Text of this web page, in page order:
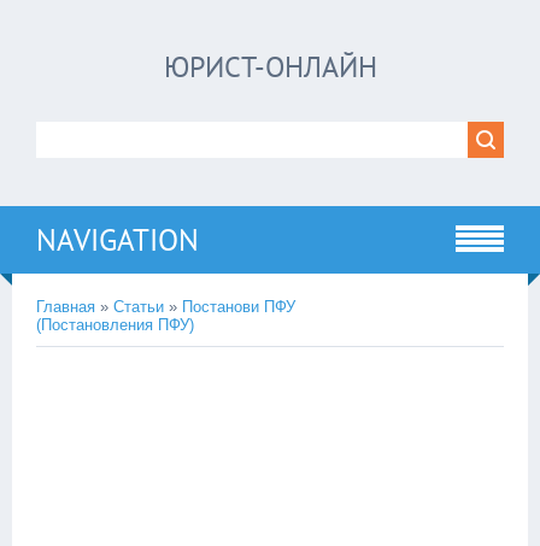
ЮРИСТ-ОНЛАЙН
NAVIGATION
Главная » Статьи » Постанови ПФУ
(Постановления ПФУ)